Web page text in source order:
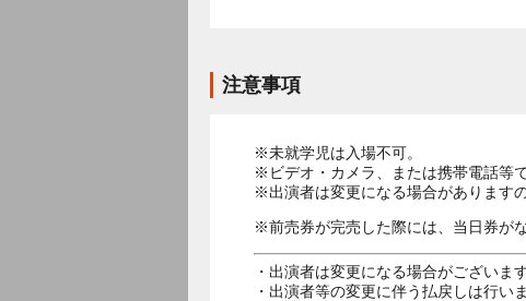
注意事項
※未就学児は入場不可。
※ビデオ・カメラ、または携帯電話等
※出演者は変更になる場合があります
※前売券が完売した際には、当日券が
・出演者は変更になる場合がございま
・出演者等の変更に伴う払戻しは行い